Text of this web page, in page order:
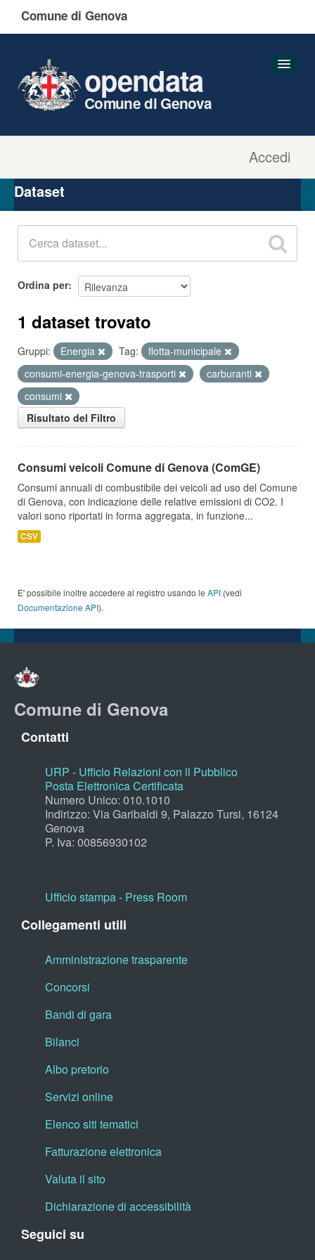
Comune di Genova
Accedi
opendata
Comune di Genova
Organizzazioni
Gruppi
Dataset
Ordina per
1 dataset trovato
Gruppi: Energia Tag:
flotta-municipale
consumi-energia-genova-trasporti
carburanti
consumi
Risultato del Filtro
Consumi veicoli Comune di Genova (ComGE)
Consumi annuali di combustibile dei veicoli ad uso del Comune
di Genova, con indicazione delle relative emissioni di CO2. I
valori sono riportati in forma aggregata, in funzione...
CSV
E' possibile inoltre accedere al registro usando le API (vedi
Documentazione API).
Comune di Genova
Contatti
URP - Ufficio Relazioni con il Pubblico
Posta Elettronica Certificata
Numero Unico: 010.1010
Indirizzo: Via Garibaldi 9, Palazzo Tursi, 16124
Genova
P. Iva: 00856930102
Ufficio stampa - Press Room
Collegamenti utili
Amministrazione trasparente
Concorsi
Bandi di gara
Bilanci
Albo pretorio
Servizi online
Elenco siti tematici
Fatturazione elettronica
Valuta il sito
Dichiarazione di accessibilità
Seguici su